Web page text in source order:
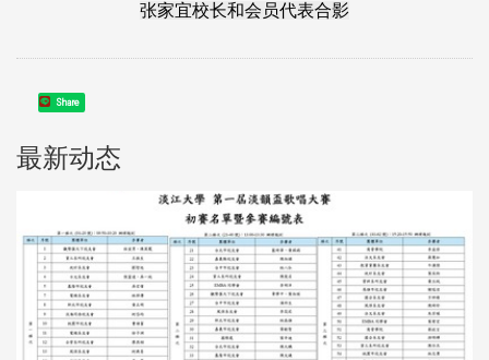
张家宜校长和会员代表合影
Share
最新动态